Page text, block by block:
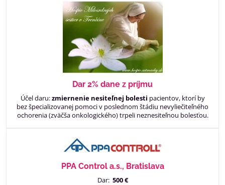
Dar 2% dane z príjmu
Účel daru:zmiernenie nesiteľnej bolesti pacientov, ktorí by
bez špecializovanej pomoci v poslednom štádiu nevyliečiteľného
ochorenia (zväčša onkologického) trpeli neznesiteľnou bolesťou.
PPA Control a.s., Bratislava
Dar: 500 €